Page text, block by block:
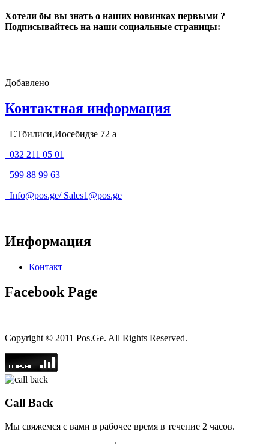
Хотели бы вы знать о наших новинках первыми ?
Подписывайтесь на наши социальные страницы:
Добавлено
Контактная информация
Г.Тбилиси,Иосебидзе 72 а
032 211 05 01
599 88 99 63
Info@pos.ge/ Sales1@pos.ge
Информация
Контакт
Facebook Page
Copyright © 2011 Pos.Ge. All Rights Reserved.
Call Back
Мы свяжемся с вами в рабочее время в течение 2 часов.